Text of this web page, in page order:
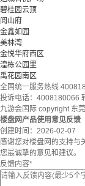
碧桂园云顶
阅山府
金鑫如园
美林湾
金悦华府西区
湟栋公园里
禹花园南区
全国统一服务热线
投诉电话：4008180066
九游会国际 copyright 东
楼盘网产品使用意见反馈
创建时间： 2026-02-07
感谢您对楼盘网的支持与
您最诚挚的意见和建议。
反馈内容*